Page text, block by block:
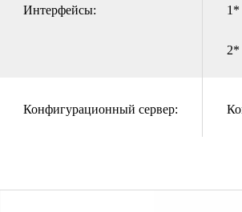
Интерфейсы: 1*
2*
Конфигурационный сервер: